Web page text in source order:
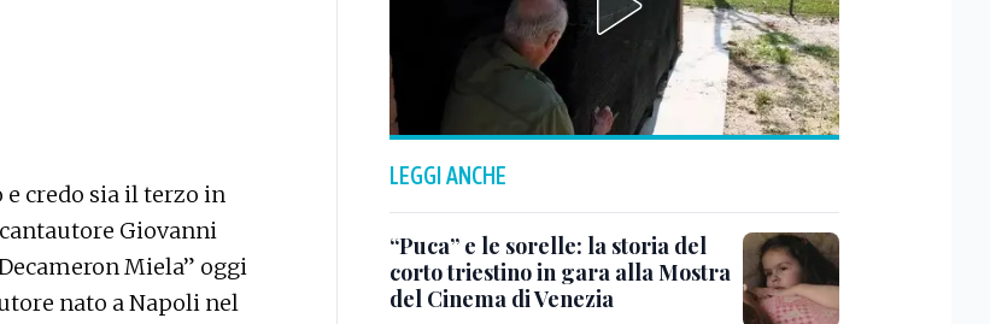
credo sia il terzo in
Giovanni
Miela” oggi
nato a Napoli nel
LEGGI ANCHE
“Puca” e le sorelle: la storia del
corto triestino in gara alla Mostra
del Cinema di Venezia